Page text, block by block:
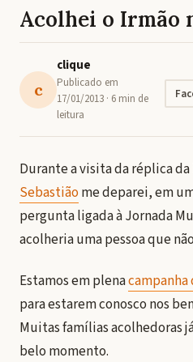
Acolhei o Irmão
c
clique
Publicado em
17/01/2013 · 6 min de
leitura
Durante a visita da réplica
Sebastião me deparei, em
pergunta ligada à Jornada
acolheria uma pessoa que
Estamos em plena
para estarem conosco nos
Muitas famílias acolhedoras
belo momento.